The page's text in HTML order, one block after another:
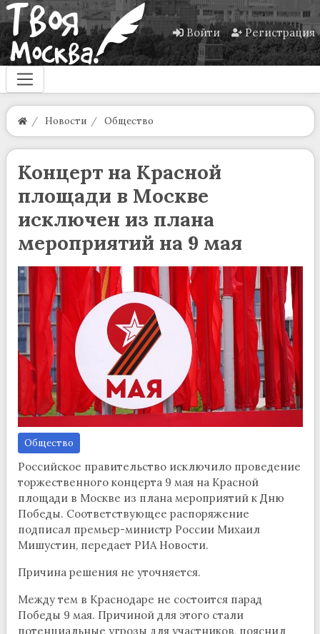
Войти Регистрация
Новости Общество
Концерт на Красной
площади в Москве
исключен из плана
мероприятий на 9 мая
Общество
Российское правительство исключило проведение
торжественного концерта 9 мая на Красной
площади в Москве из плана мероприятий к Дню
Победы. Соответствующее распоряжение
подписал премьер-министр России Михаил
Мишустин, передает РИА Новости.
Причина решения не уточняется.
Между тем в Краснодаре не состоится парад
Победы 9 мая. Причиной для этого стали
потенциальные угрозы для участников, пояснил